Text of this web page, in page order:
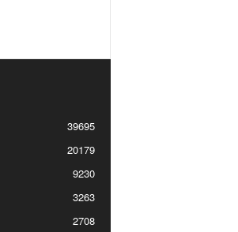
39695
20179
9230
3263
2708